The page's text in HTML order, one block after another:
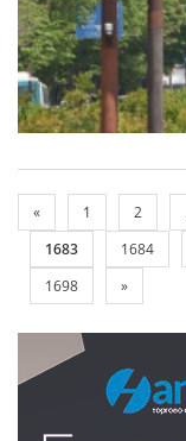
« 1 2
1683
1684
1698
»